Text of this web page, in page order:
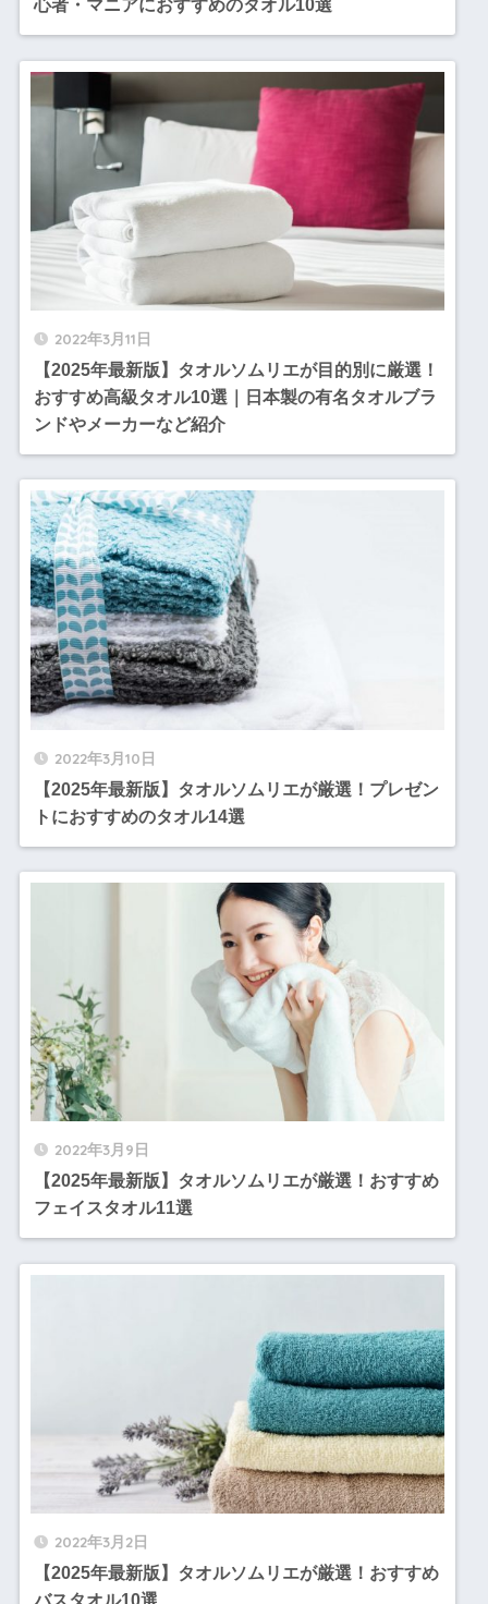
心者・マニアにおすすめのタオル10選
2022年3月11日
【2025年最新版】タオルソムリエが目的別に厳選！
おすすめ高級タオル10選｜日本製の有名タオルブラ
ンドやメーカーなど紹介
2022年3月10日
【2025年最新版】タオルソムリエが厳選！プレゼン
トにおすすめのタオル14選
2022年3月9日
【2025年最新版】タオルソムリエが厳選！おすすめ
フェイスタオル11選
2022年3月2日
【2025年最新版】タオルソムリエが厳選！おすすめ